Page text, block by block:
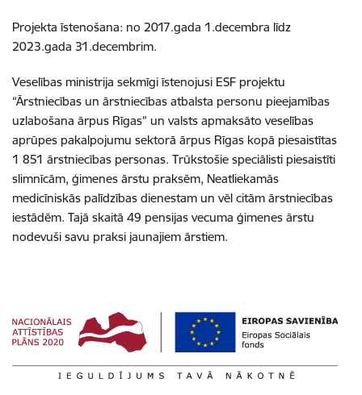
Projekta īstenošana: no 2017.gada 1.decembra līdz
2023.gada 31.decembrim.
Veselības ministrija sekmīgi īstenojusi ESF projektu
“Ārstniecības un ārstniecības atbalsta personu pieejamības
uzlabošana ārpus Rīgas” un valsts apmaksāto veselības
aprūpes pakalpojumu sektorā ārpus Rīgas kopā piesaistītas
1 851 ārstniecības personas. Trūkstošie speciālisti piesaistīti
slimnīcām, ģimenes ārstu praksēm, Neatliekamās
medicīniskās palīdzības dienestam un vēl citām ārstniecības
iestādēm. Tajā skaitā 49 pensijas vecuma ģimenes ārstu
nodevuši savu praksi jaunajiem ārstiem.